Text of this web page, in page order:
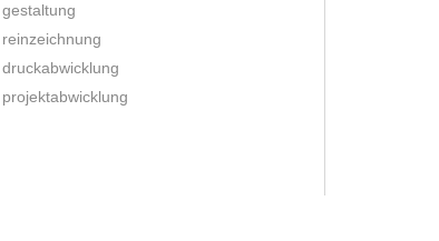
gestaltung
reinzeichnung
druckabwicklung
projektabwicklung